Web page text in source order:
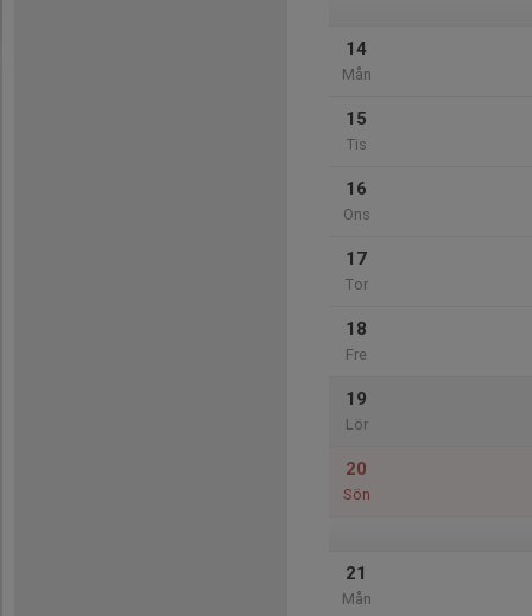
14
Mån
15
Tis
16
Ons
17
Tor
18
Fre
19
Lör
20
Sön
21
Mån